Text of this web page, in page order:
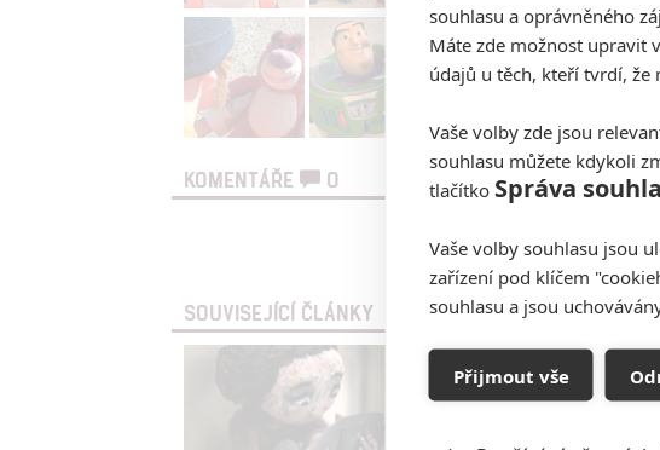
KOMENTÁŘE 0
Vstoupit do
SOUVISEJÍCÍ ČLÁNKY
souhlasu a oprávněného
Máte zde možnost upravit
údajů u těch, kteří tvrdí, že
Vaše volby zde jsou
souhlasu můžete kdykoli
tlačítko Správa
Vaše volby souhlasu jsou
zařízení pod klíčem
souhlasu a jsou
Přijmout vše